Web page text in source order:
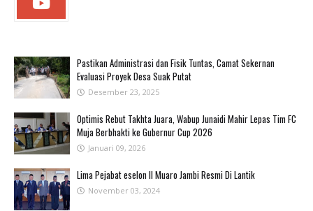
Pastikan Administrasi dan Fisik Tuntas, Camat Sekernan
Evaluasi Proyek Desa Suak Putat
Desember 23, 2025
Optimis Rebut Takhta Juara, Wabup Junaidi Mahir Lepas Tim FC
Muja Berbhakti ke Gubernur Cup 2026
Januari 09, 2026
Lima Pejabat eselon II Muaro Jambi Resmi Di Lantik
November 03, 2024